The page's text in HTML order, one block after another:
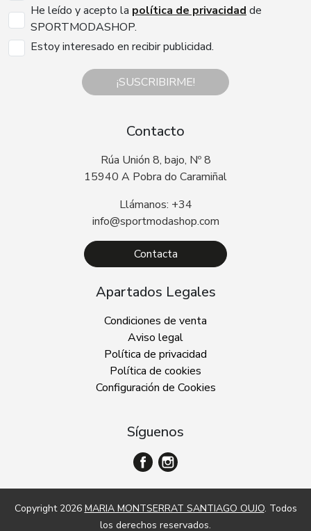
He leído y acepto la política de privacidad de
SPORTMODASHOP.
Estoy interesado en recibir publicidad.
¡SUSCRIBIRME!
Contacto
Rúa Unión 8, bajo, Nº 8
15940 A Pobra do Caramiñal
Llámanos: +34
info@sportmodashop.com
Contacta
Apartados Legales
Condiciones de venta
Aviso legal
Política de privacidad
Política de cookies
Configuración de Cookies
Síguenos
Copyright 2026 MARIA MONTSERRAT SANTIAGO OUJO. Todos
los derechos reservados.